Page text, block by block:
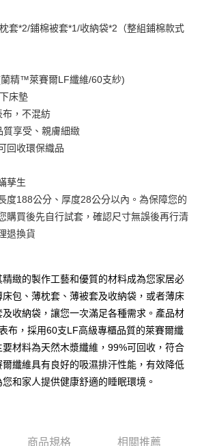
含以上)免運費
含以上)免運費
物件運費另計)
套*2/鋪棉被套*1/收納袋*2（整組鋪棉款式
精™萊賽爾LF纖維/60支紗)
床墊
布，不混紡
享受、親膚細緻
回收環保織品
孳生
度188公分、厚度28公分以內。為保障您的
購買後先自行試套，確認尺寸無誤後再行清
退換貨
緻的製作工藝和優質的材料成為您家居必
包、薄枕套、薄被套及收納袋，或者薄床
收納袋，讓您一次滿足各種需求。產品材
布，採用60支LF高級專櫃品質的萊賽爾纖
材料為天然木漿纖維，99%可回收，符合
纖維具有良好的吸濕排汗性能，有效降低
和家人提供健康舒適的睡眠環境。
商品規格 相關推薦